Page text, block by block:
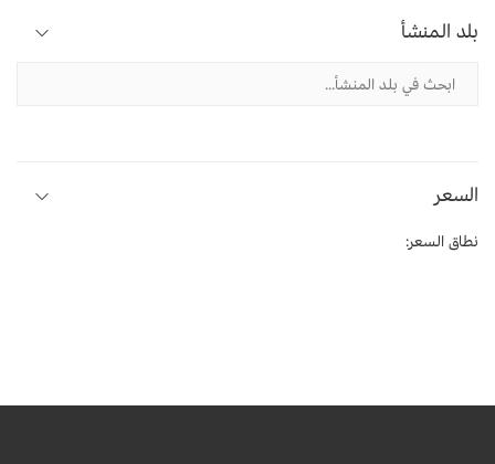
بلد المنشأ
السعر
نطاق السعر: